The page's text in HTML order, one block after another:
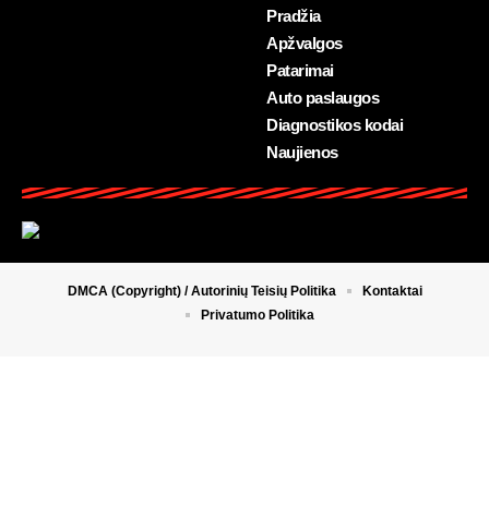
Pradžia
Apžvalgos
Patarimai
Auto paslaugos
Diagnostikos kodai
Naujienos
DMCA (Copyright) / Autorinių Teisių Politika
Kontaktai
Privatumo Politika